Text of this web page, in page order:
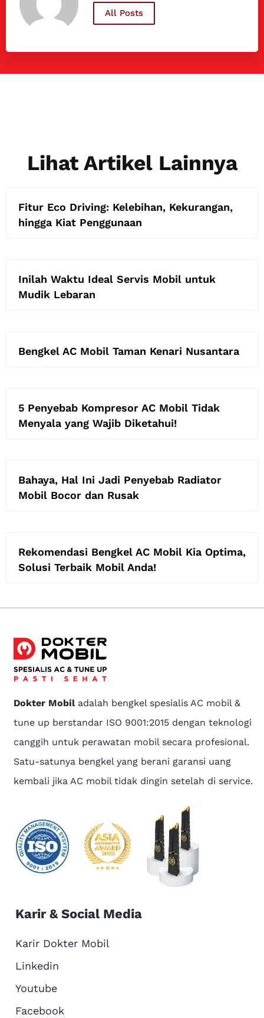
All Posts
Lihat Artikel Lainnya
Fitur Eco Driving: Kelebihan, Kekurangan,
hingga Kiat Penggunaan
Inilah Waktu Ideal Servis Mobil untuk
Mudik Lebaran
Bengkel AC Mobil Taman Kenari Nusantara
5 Penyebab Kompresor AC Mobil Tidak
Menyala yang Wajib Diketahui!
Bahaya, Hal Ini Jadi Penyebab Radiator
Mobil Bocor dan Rusak
Rekomendasi Bengkel AC Mobil Kia Optima,
Solusi Terbaik Mobil Anda!
Dokter Mobiladalah bengkel spesialis AC mobil &
tune up berstandar ISO 9001:2015 dengan teknologi
canggih untuk perawatan mobil secara profesional.
Satu-satunya bengkel yang berani garansi uang
kembali jika AC mobil tidak dingin setelah di service.
Karir & Social Media
Karir Dokter Mobil
Linkedin
Youtube
Facebook